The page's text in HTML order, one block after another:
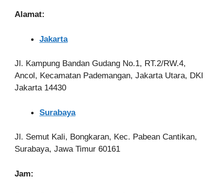
Alamat:
Jakarta
Jl. Kampung Bandan Gudang No.1, RT.2/RW.4,
Ancol, Kecamatan Pademangan, Jakarta Utara, DKI
Jakarta 14430
Surabaya
Jl. Semut Kali, Bongkaran, Kec. Pabean Cantikan,
Surabaya, Jawa Timur 60161
Jam: